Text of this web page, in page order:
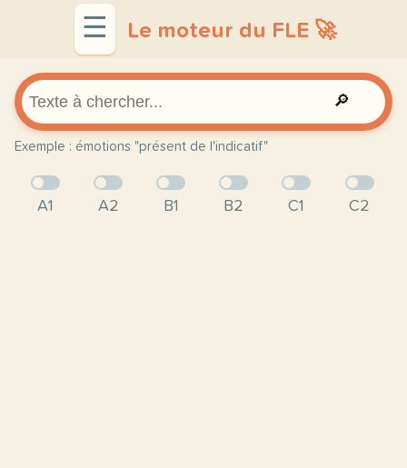
☰ Le moteur du FLE 🚀
🔎
Exemple : émotions "présent de l'indicatif"
A1 A2 B1 B2 C1 C2